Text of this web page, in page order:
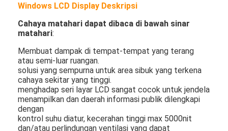
Windows LCD Display Deskripsi
Cahaya matahari dapat dibaca di bawah sinar
matahari:
Membuat dampak di tempat-tempat yang terang
atau semi-luar ruangan.
solusi yang sempurna untuk area sibuk yang terkena
cahaya sekitar yang tinggi.
menghadap seri layar LCD sangat cocok untuk jendela
menampilkan dan daerah informasi publik dilengkapi
dengan
kontrol suhu diatur, kecerahan tinggi max 5000nit
dan/atau perlindungan ventilasi yang dapat